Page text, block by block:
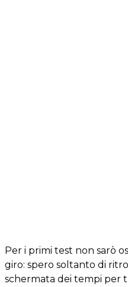
Per i primi test non sarò
giro: spero soltanto di
schermata dei tempi per